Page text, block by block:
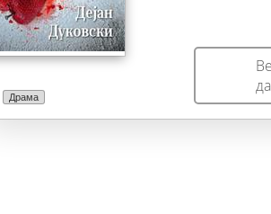
Драма